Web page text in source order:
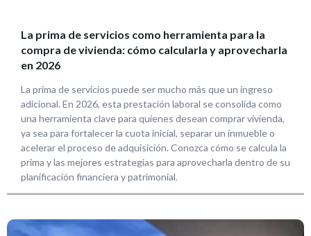
La prima de servicios como herramienta para la
compra de vivienda: cómo calcularla y aprovecharla
en 2026
La prima de servicios puede ser mucho más que un ingreso
adicional. En 2026, esta prestación laboral se consolida como
una herramienta clave para quienes desean comprar vivienda,
ya sea para fortalecer la cuota inicial, separar un inmueble o
acelerar el proceso de adquisición. Conozca cómo se calcula la
prima y las mejores estrategias para aprovecharla dentro de su
planificación financiera y patrimonial.